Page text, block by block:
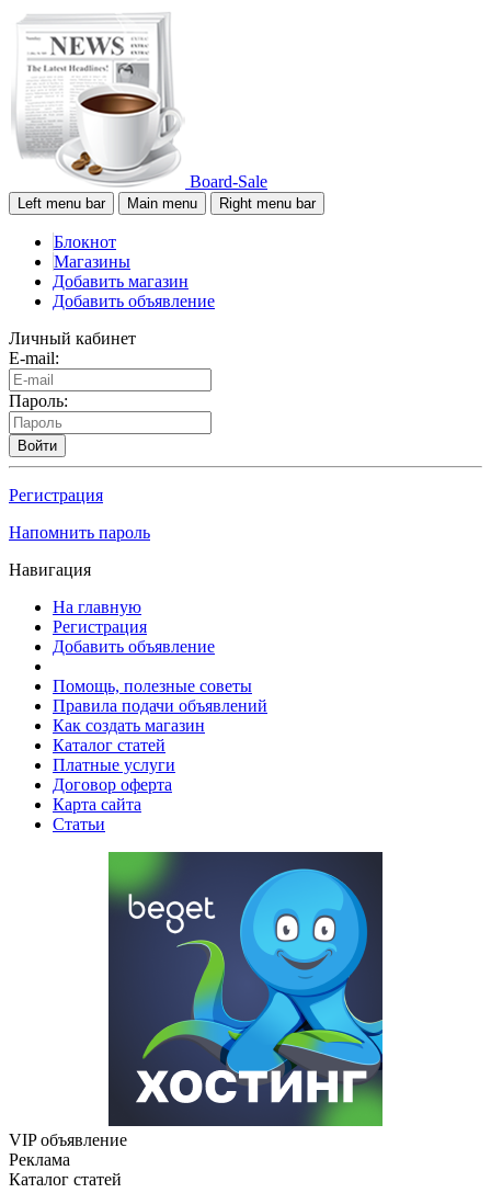
Board-Sale
Left menu bar Main menu Right menu bar
Блокнот
Магазины
Добавить магазин
Добавить объявление
Личный кабинет
E-mail:
Пароль:
Войти
Регистрация
Напомнить пароль
Навигация
На главную
Регистрация
Добавить объявление
Помощь, полезные советы
Правила подачи объявлений
Как создать магазин
Каталог статей
Платные услуги
Договор оферта
Карта сайта
Статьи
VIP объявление
Реклама
Каталог статей